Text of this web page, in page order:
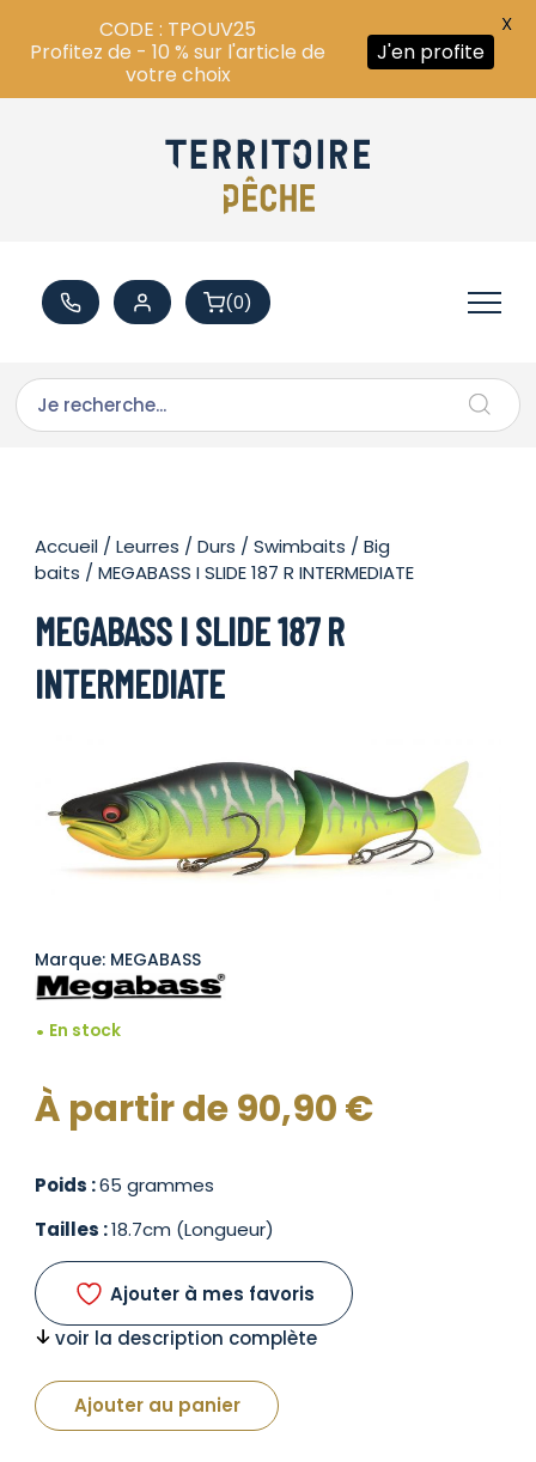
(0)
Accueil /Leurres /Durs /Swimbaits / Big
baits / MEGABASS I SLIDE 187 R INTERMEDIATE
MEGABASS I SLIDE 187 R
INTERMEDIATE
Marque: MEGABASS
En stock
À partir de90,90€
Poids :65 grammes
Tailles :18.7cm (Longueur)
Ajouter à mes favoris
voir la description complète
Ajouter au panier
CODE : TPOUV25
Profitez de - 10 % sur l'article de
votre choix
J'en profite
X